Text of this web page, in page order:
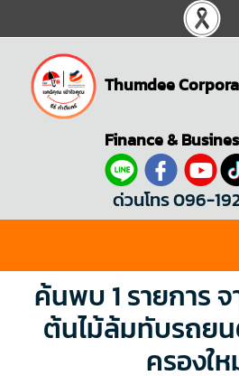
Thumdee
Finance &
ด่วนโทร 096-
ค้นพบ 1 รายการ
ต้นไม้ล้มทับรถย
ครองใ